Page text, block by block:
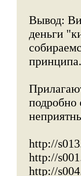
Вывод:
деньги
принципа.
подробно
http://
http://
http://